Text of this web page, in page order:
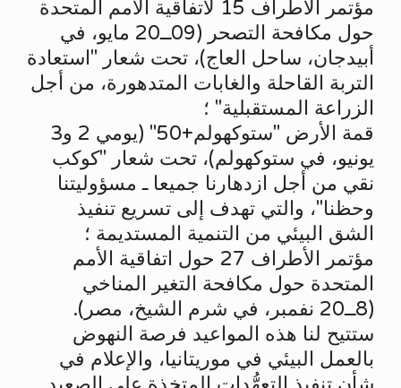
مؤتمر الأطراف 15 لاتفاقية الأمم المتحدة
حول مكافحة التصحر (09ــ20 مايو، في
أبيدجان، ساحل العاج)، تحت شعار "استعادة
التربة القاحلة والغابات المتدهورة، من أجل
الزراعة المستقبلية" ؛
قمة الأرض "ستوكهولم+50" (يومي 2 و3
يونيو، في ستوكهولم)، تحت شعار "كوكب
نقي من أجل ازدهارنا جميعا ـ مسؤوليتنا
وحظنا"، والتي تهدف إلى تسريع تنفيذ
الشق البيئي من التنمية المستديمة ؛
مؤتمر الأطراف 27 حول اتفاقية الأمم
المتحدة حول مكافحة التغير المناخي
(8ــ20 نفمبر، في شرم الشيخ، مصر).
ستتيح لنا هذه المواعيد فرصة النهوض
بالعمل البيئي في موريتانيا، والإعلام في